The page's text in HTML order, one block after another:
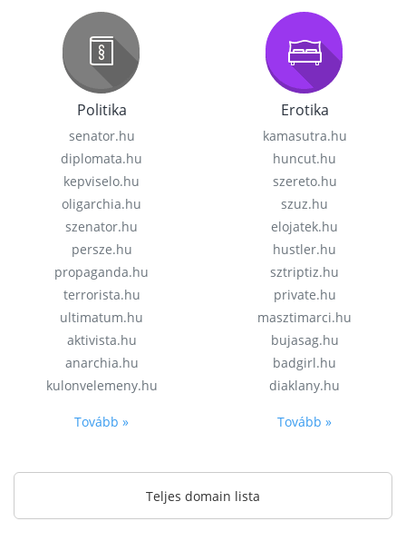
Politika
senator.hu
diplomata.hu
kepviselo.hu
oligarchia.hu
szenator.hu
persze.hu
propaganda.hu
terrorista.hu
ultimatum.hu
aktivista.hu
anarchia.hu
kulonvelemeny.hu
Tovább »
Erotika
kamasutra.hu
huncut.hu
szereto.hu
szuz.hu
elojatek.hu
hustler.hu
sztriptiz.hu
private.hu
masztimarci.hu
bujasag.hu
badgirl.hu
diaklany.hu
Tovább »
Teljes domain lista